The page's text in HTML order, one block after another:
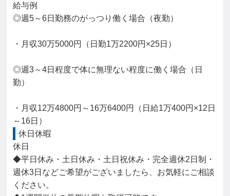
給与例
◎週5～6日勤務のがっつり働く場合（夜勤）
・月収30万5000円（日勤1万2200円×25日）
◎週3～4日程度で体に無理ない程度に働く場合（日
勤）
・月収12万4800円～16万6400円（日給1万400円×12日
～16日）
休日休暇
休日
◆平日休み・土日休み・土日祝休み・完全週休2日制・
週休3日などご希望がございましたら、お気軽にご相談
ください。